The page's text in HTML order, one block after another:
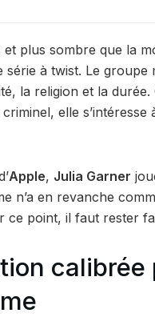
et plus sombre que la
série à twist. Le
la religion et la durée.
criminel, elle
Apple, Julia Garner
n’a en revanche
ce point, il faut rester